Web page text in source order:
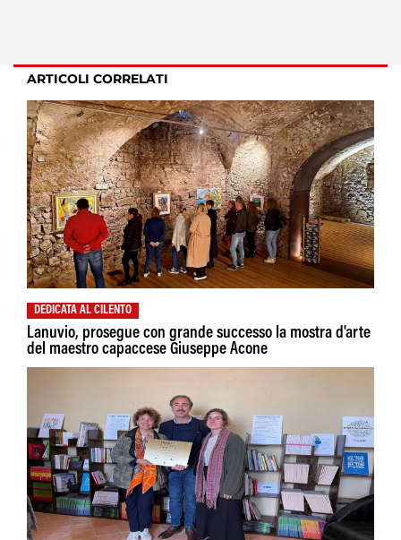
ARTICOLI CORRELATI
DEDICATA AL CILENTO
Lanuvio, prosegue con grande successo la mostra d'arte
del maestro capaccese Giuseppe Acone